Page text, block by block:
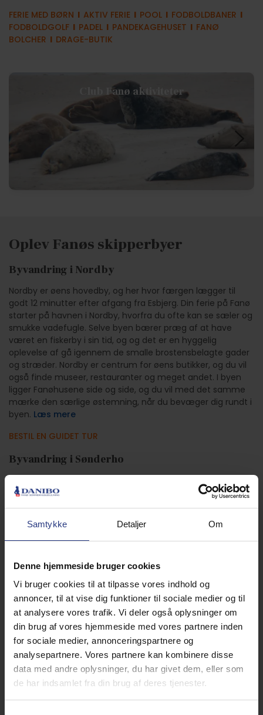
Samtykke Detaljer Om
Denne hjemmeside bruger cookies
Vi bruger cookies til at tilpasse vores indhold og
annoncer, til at vise dig funktioner til sociale medier og til
at analysere vores trafik. Vi deler også oplysninger om
din brug af vores hjemmeside med vores partnere inden
for sociale medier, annonceringspartnere og
analysepartnere. Vores partnere kan kombinere disse
data med andre oplysninger, du har givet dem, eller som
de har indsamlet fra din brug af deres tjenester.
FERIE MED BØRN l AKTIV FERIE l POOL l FODBOLDBANER l
FODBOLDGOLF l PADEL l PANDEKAGEHUSET l FANØ
BOLCHER l DRAGE-BUTIK
Club Fanø aktiviteter
Oplev Fanøs skipperbyer
Byvandring i Nordby
Nordby er øens hovedby, og her hvor færgen lægger til
godt 12 minutter efter afgang fra Esbjerg. Din ferie på Fanø
starter på havnen i Nordby, hvorfra du ofte kan se sæler og
smukke vadefugle. Selve byen bærer præg af at have
været en fiskerby i sin tid, og og det er en hyggelig
oplevelse af gå igennem de smalle brostensbelagte gader
og stræder. Nordby er centrum for øens butikker, og du vil
også finde museer, restauranter og meget andet. I byen
ligger Fanøhusene side og side, og du vil med det samme
mærke den særlige østemning, når du bevæger dig rundt i
byen. Læs mere
BESTIL EN GUIDET TUR
Byvandring i Sønderho
Sønderho ligger smukt i landskabet med grønne områder
og traditionelle gamle Fanøhuse. Fra Sønderho har du
på. Møllen tårner sig op over byen og dens mange særlige
seværdigheder, der alle er et besøg værd. Idyllen
også spisesteder og andet i den lille by.
BESTIL EN GUIDET TUR
Loppemarkeder
Det er så hyggeligt med loppemarkeder, især hvis man kan
gøre et godt fund eller et godt tilbud. Fanø har flere
loppemarkeder især i sommermånederne.
Tag tilfredagsmarkedeti Rindby forsamlingshus
Markedet har åbent fra 13-16 i skolernes sommerferie.
mere om Rindby forsamlingshus. Besøg også